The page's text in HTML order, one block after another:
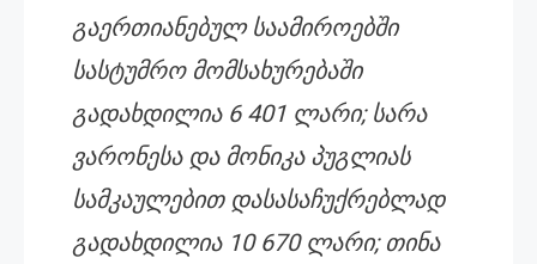
გაერთიანებულ საამიროებში
სასტუმრო მომსახურებაში
გადახდილია 6 401 ლარი; სარა
ვარონესა და მონიკა პუგლიას
სამკაულებით დასასაჩუქრებლად
გადახდილია 10 670 ლარი; თინა